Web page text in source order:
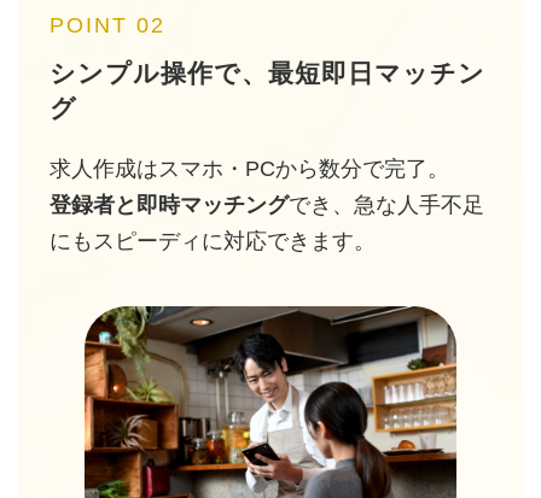
POINT 02
シンプル操作で、最短即日マッチン
グ
求人作成はスマホ・PCから数分で完了。
登録者と即時マッチングでき、急な人手不足
にもスピーディに対応できます。